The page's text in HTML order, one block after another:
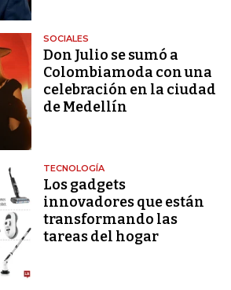
SOCIALES
Don Julio se sumó a
Colombiamoda con una
celebración en la ciudad
de Medellín
TECNOLOGÍA
Los gadgets
innovadores que están
transformando las
tareas del hogar